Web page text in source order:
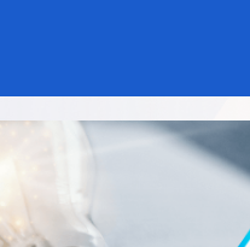
メデ
メディアコマー